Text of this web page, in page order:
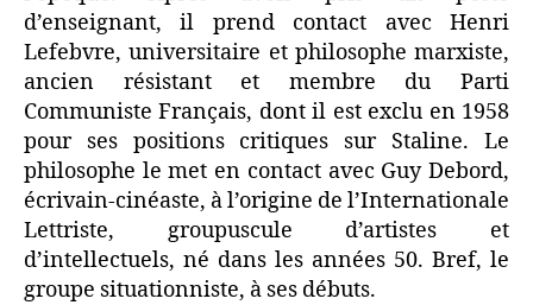
d’enseignant, il prend contact avec Henri
Lefebvre, universitaire et philosophe marxiste,
ancien résistant et membre du Parti
Communiste Français, dont il est exclu en 1958
pour ses positions critiques sur Staline. Le
philosophe le met en contact avec Guy Debord,
écrivain-cinéaste, à l’origine de l’Internationale
Lettriste, groupuscule d’artistes et
d’intellectuels, né dans les années 50. Bref, le
groupe situationniste, à ses débuts.